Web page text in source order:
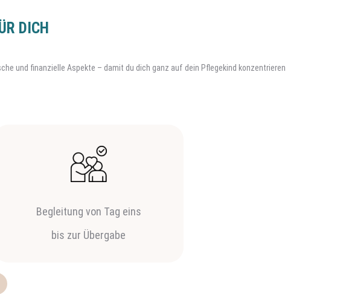
DICH
und finanzielle Aspekte – damit du dich ganz auf dein Pflegekind konzentrieren
Begleitung von Tag eins
bis zur Übergabe